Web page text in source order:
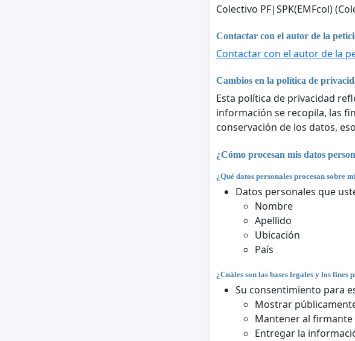
Colectivo PF|SPK(EMFcol)
Contactar con el autor de la
Contactar con el autor de la
Cambios en la política de
Esta política de privacidad
información se recopila, las
conservación de los datos,
¿Cómo procesan mis datos
¿Qué datos personales procesan sobre
Datos personales que
Nombre
Apellido
Ubicación
País
¿Cuáles son las bases legales y los
Su consentimiento para
Mostrar
Mantener al
Entregar la